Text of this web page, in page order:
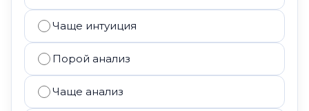
Чаще интуиция
Порой анализ
Чаще анализ